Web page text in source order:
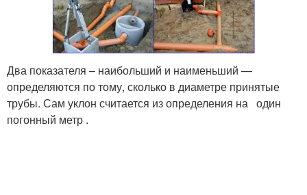
Два показателя – наибольший и наименьший —
определяются по тому, сколько в диаметре принятые
трубы. Сам уклон считается из определения на один
погонный метр .